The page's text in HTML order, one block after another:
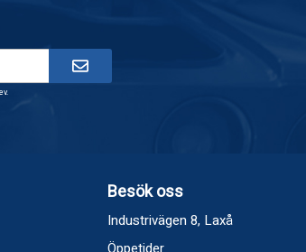
Besök oss
Industrivägen 8, Laxå